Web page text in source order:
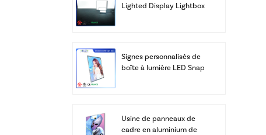
Lighted Display Lightbox
Signes personnalisés de
boîte à lumière LED Snap
Usine de panneaux de
cadre en aluminium de